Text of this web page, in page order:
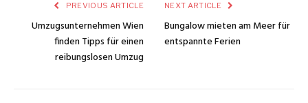
PREVIOUS ARTICLE
Umzugsunternehmen Wien
finden Tipps für einen
reibungslosen Umzug
NEXT ARTICLE
Bungalow mieten am Meer für
entspannte Ferien